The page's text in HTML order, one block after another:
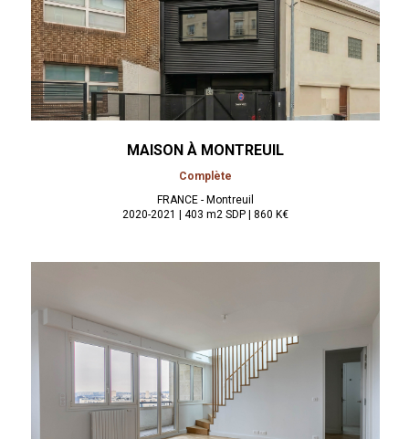
MAISON À MONTREUIL
Complète
FRANCE - Montreuil
2020-2021 | 403 m2 SDP | 860 K€